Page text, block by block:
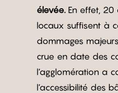
élevée. En effet, 20
locaux suffisent à
dommages
crue en date des
l’agglomération a
l’accessibilité des